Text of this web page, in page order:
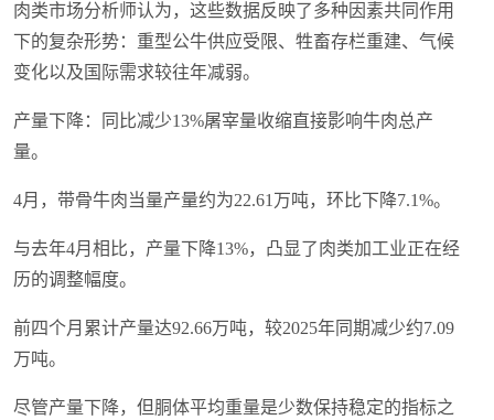
肉类市场分析师认为，这些数据反映了多种因素共同作用
下的复杂形势：重型公牛供应受限、牲畜存栏重建、气候
变化以及国际需求较往年减弱。
产量下降：同比减少13%屠宰量收缩直接影响牛肉总产
量。
4月，带骨牛肉当量产量约为22.61万吨，环比下降7.1%。
与去年4月相比，产量下降13%，凸显了肉类加工业正在经
历的调整幅度。
前四个月累计产量达92.66万吨，较2025年同期减少约7.09
万吨。
尽管产量下降，但胴体平均重量是少数保持稳定的指标之